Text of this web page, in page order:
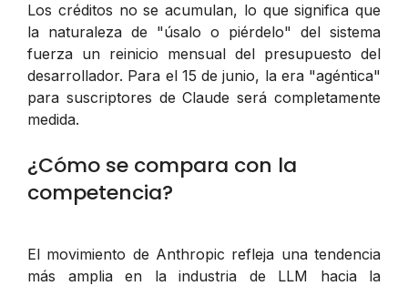
Los créditos no se acumulan, lo que significa que
la naturaleza de "úsalo o piérdelo" del sistema
fuerza un reinicio mensual del presupuesto del
desarrollador. Para el 15 de junio, la era "agéntica"
para suscriptores de Claude será completamente
medida.
¿Cómo se compara con la
competencia?
El movimiento de Anthropic refleja una tendencia
más amplia en la industria de LLM hacia la